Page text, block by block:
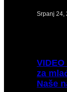
Srpanj 24,
VIDEO
za
Naše